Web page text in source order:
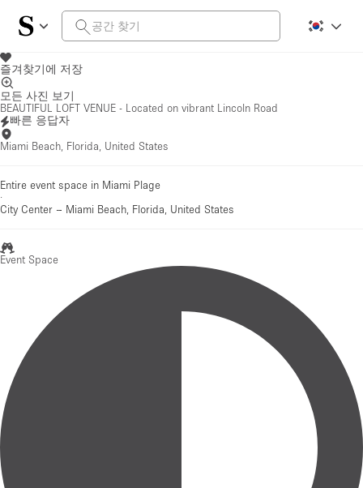
즐겨찾기에 저장
모든 사진 보기
BEAUTIFUL LOFT VENUE - Located on vibrant Lincoln Road
빠른 응답자
Miami Beach, Florida, United States
Entire event space in Miami Plage
·
City Center – Miami Beach, Florida, United States
Event Space